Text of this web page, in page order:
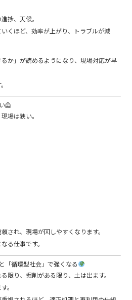
捗、天候。
くほど、効率が上がり、トラブルが減
か」が読めるようになり、現場対応が早
🦺
場は狭い。
され、現場が回しやすくなります。
る仕事です。
「循環型社会」で強くなる
限り、掘削がある限り、土は出ます。
。